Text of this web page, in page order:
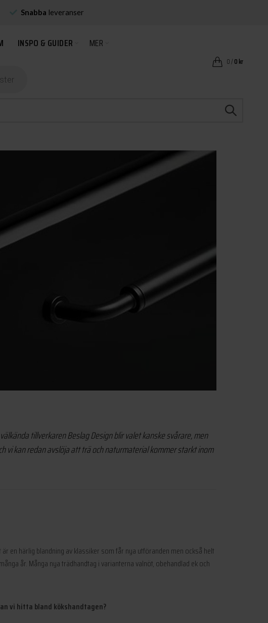
INSPO & GUIDER MER
0/0kr
tillverkaren Beslag Design blir valet kanske svårare, men
vi kan redan avslöja att trä och naturmaterial kommer starkt inom
en härlig blandning av klassiker som får nya utföranden men också helt
år. Många nya trädhandtag i varianterna valnöt, obehandlad ek och
vi hitta bland kökshandtagen?
Snabba leveranser